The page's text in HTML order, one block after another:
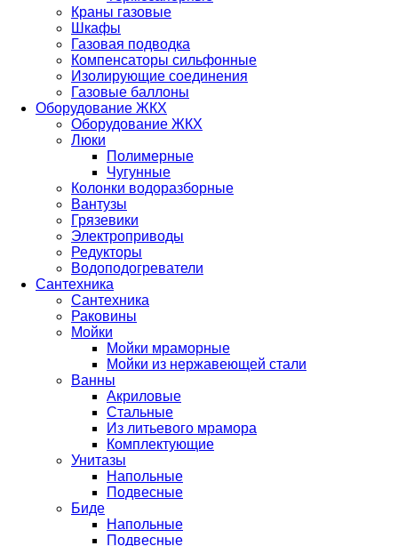
Краны газовые
Шкафы
Газовая подводка
Компенсаторы сильфонные
Изолирующие соединения
Газовые баллоны
Оборудование ЖКХ
Оборудование ЖКХ
Люки
Полимерные
Чугунные
Колонки водоразборные
Вантузы
Грязевики
Электроприводы
Редукторы
Водоподогреватели
Сантехника
Сантехника
Раковины
Мойки
Мойки мраморные
Мойки из нержавеющей стали
Ванны
Акриловые
Стальные
Из литьевого мрамора
Комплектующие
Унитазы
Напольные
Подвесные
Биде
Напольные
Подвесные